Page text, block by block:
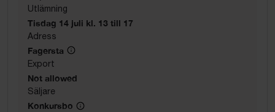
Utlämning
Tisdag 14 juli kl. 13 till 17
Adress
Fagersta
Export
Not allowed
Säljare
Konkursbo